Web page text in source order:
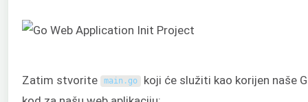
Zatim stvorite main .go koji će služiti kao korijen naše